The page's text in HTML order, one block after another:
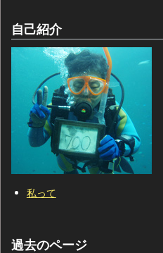
自己紹介
私って
過去のページ